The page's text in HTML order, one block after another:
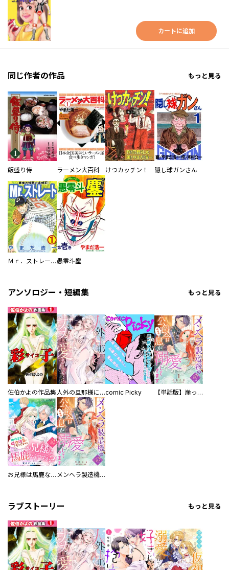
カートに追加
同じ作者の作品 もっと見る
飯盛り侍 ラーメン大百科 けつカッチン！ 隠し球ガンさん
Ｍｒ．ストレート愚零斗鏖
アンソロジー・短編集 もっと見る
佐伯かよの作品集 人外の旦那様に娶られ毎晩ナカまで愛される…。アンソロジーcomic Picky 【単話版】崖っぷち令嬢ですが、意地と策略で幸せになります！シリーズ
お兄様は馬鹿なんですか？～地味王女は婚約破棄に巻き込まれる～ メンヘラ製造機の公爵令息（過保護）が溺愛してきます
ラブストーリー もっと見る